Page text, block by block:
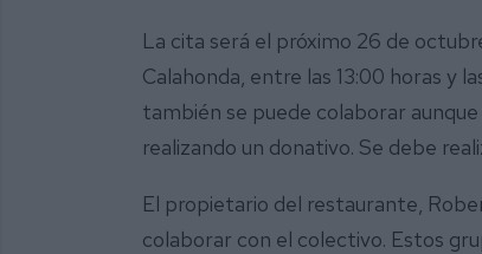
La cita será el próximo 26 de
Calahonda, entre las 13:00 horas y
también se puede colaborar
realizando un donativo. Se debe
El propietario del restaurante,
colaborar con el colectivo. Estos